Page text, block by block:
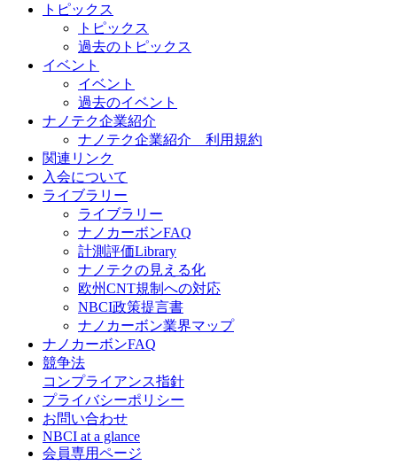
トピックス
トピックス
過去のトピックス
イベント
イベント
過去のイベント
ナノテク企業紹介
ナノテク企業紹介 利用規約
関連リンク
入会について
ライブラリー
ライブラリー
ナノカーボンFAQ
計測評価Library
ナノテクの見える化
欧州CNT規制への対応
NBCI政策提言書
ナノカーボン業界マップ
ナノカーボンFAQ
競争法
コンプライアンス指針
プライバシーポリシー
お問い合わせ
NBCI at a glance
会員専用ページ